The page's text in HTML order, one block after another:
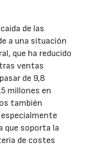
de las
a una situación
que ha reducido
ventas
de 9,8
millones en
también
que soporta la
de costes